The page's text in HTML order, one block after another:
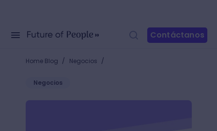
Contáctanos
Home Blog / Negocios /
Negocios
Entérate qué es la escalabilidad y ¡sube al próximo